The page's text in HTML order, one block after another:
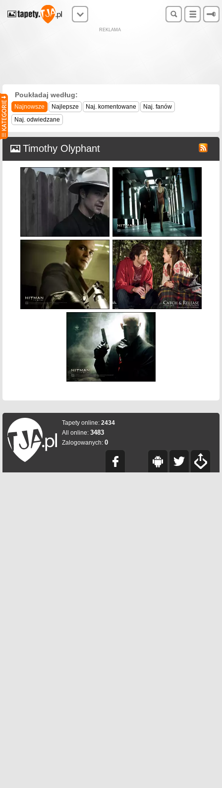
REKLAMA
Poukładaj według:
Najnowsze Najlepsze Naj. komentowane
Naj. fanów
Naj. odwiedzane
Timothy Olyphant
Tapety online: 2434
All online: 3483
Zalogowanych: 0